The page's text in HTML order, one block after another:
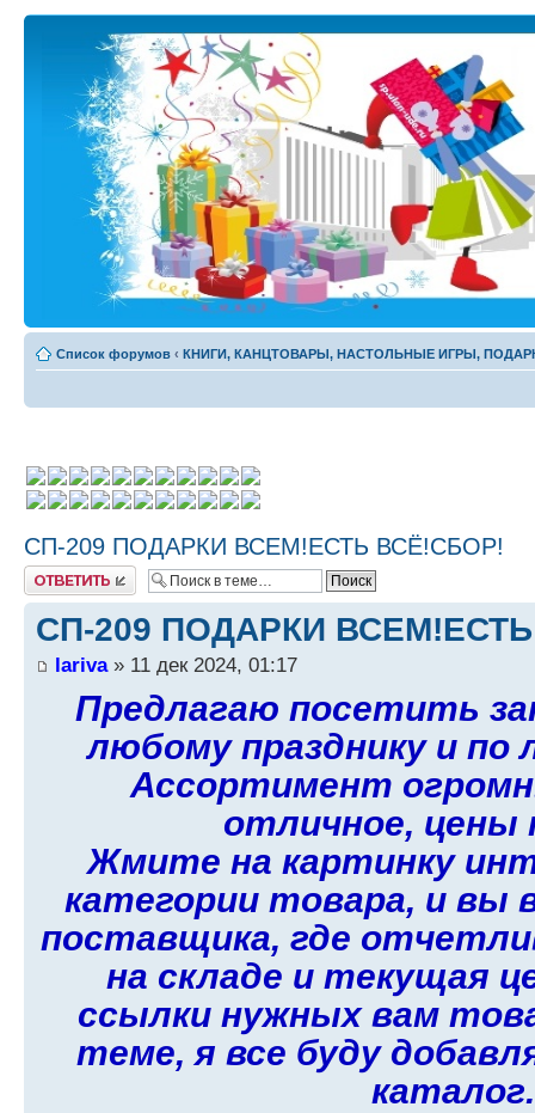
Список форумов ‹ КНИГИ, КАНЦТОВАРЫ, НАСТОЛЬНЫЕ ИГРЫ,
СП-209 ПОДАРКИ ВСЕМ!ЕСТЬ ВСЁ!СБОР!
Ответить
СП-209 ПОДАРКИ
lariva» 11 дек 2024, 01:17
Предлагаю посетить
любому празднику и по
Ассортимент
отличное, цены
Жмите на картинку
категории товара, и вы
поставщика, где
на складе и текущая
ссылки нужных вам
теме, я все буду
каталог.